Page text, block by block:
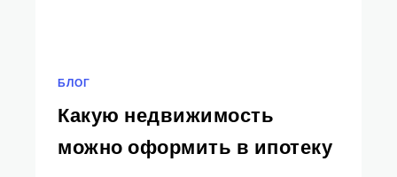
БЛОГ
Какую недвижимость
можно оформить в ипотеку